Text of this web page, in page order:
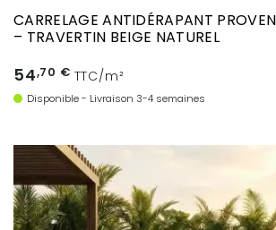
CARRELAGE ANTIDÉRAPANT
– TRAVERTIN BEIGE NATUREL
54,70 € TTC/m²
Disponible - Livraison 3-4 semaines